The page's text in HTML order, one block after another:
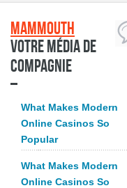
Mammouth
Votre média de
compagnie
What Makes Modern
Online Casinos So
Popular
What Makes Modern
Online Casinos So